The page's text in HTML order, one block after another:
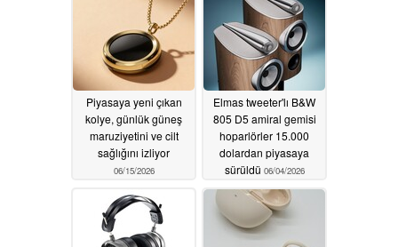
Piyasaya yeni çıkan
kolye, günlük güneş
maruziyetini ve cilt
sağlığını izliyor
06/15/2026
Elmas tweeter'lı B&W
805 D5 amiral gemisi
hoparlörler 15.000
dolardan piyasaya
sürüldü 06/04/2026